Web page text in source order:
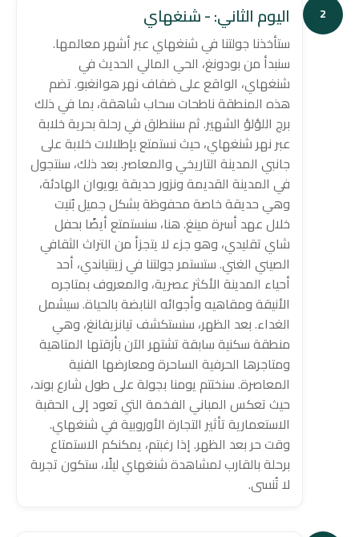
2 اليوم الثاني: - شنغهاي
ستأخذنا جولتنا في شنغهاي عبر أشهر معالمها.
سنبدأ من بودونغ، الحي المالي الحديث في
شنغهاي، الواقع على ضفاف نهر هوانغبو. تضم
هذه المنطقة ناطحات سحاب شاهقة، بما في ذلك
برج اللؤلؤ الشهير. ثم سننطلق في رحلة بحرية خلابة
عبر نهر شنغهاي، حيث نستمتع بإطلالات خلابة على
جانبي المدينة التاريخي والمعاصر. بعد ذلك، سنتجول
في المدينة القديمة ونزور حديقة يويوان الهادئة،
وهي حديقة خاصة محفوظة بشكل جميل بُنيت
خلال عهد أسرة مينغ. هنا، سنستمتع أيضًا بحفل
شاي تقليدي، وهو جزء لا يتجزأ من التراث الثقافي
الصيني الغني. ستستمر جولتنا في زينتياندي، أحد
أحياء المدينة الأكثر عصرية، والمعروف بمتاجره
الأنيقة ومقاهيه وأجوائه النابضة بالحياة. سيشمل
الغداء. بعد الظهر، سنستكشف تيانزيفانغ، وهي
منطقة سكنية سابقة تشتهر الآن بأزقتها المتاهية
ومتاجرها الحرفية الساحرة ومعارضها الفنية
المعاصرة. سنختتم يومنا بجولة على طول شارع بوند،
حيث تعكس المباني الفخمة التي تعود إلى الحقبة
الاستعمارية تأثير التجارة الأوروبية في شنغهاي.
وقت حر بعد الظهر. إذا رغبتم، يمكنكم الاستمتاع
برحلة بالقارب لمشاهدة شنغهاي ليلًا، ستكون تجربة
لا تُنسى.